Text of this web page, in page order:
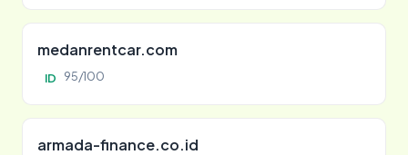
medanrentcar.com
ID 95/100
armada-finance.co.id